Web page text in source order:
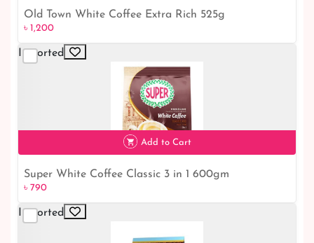
৳ 1,200
Old Town White Coffee Extra Rich 525g
৳ 1,200
Imported
৳ 790
Add to Cart
Super White Coffee Classic 3 in 1 600gm
৳ 790
Imported